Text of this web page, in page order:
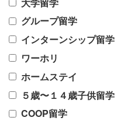
グループ留学
インターンシップ留学
ワーホリ
ホームステイ
５歳〜１４歳子供留学
COOP留学